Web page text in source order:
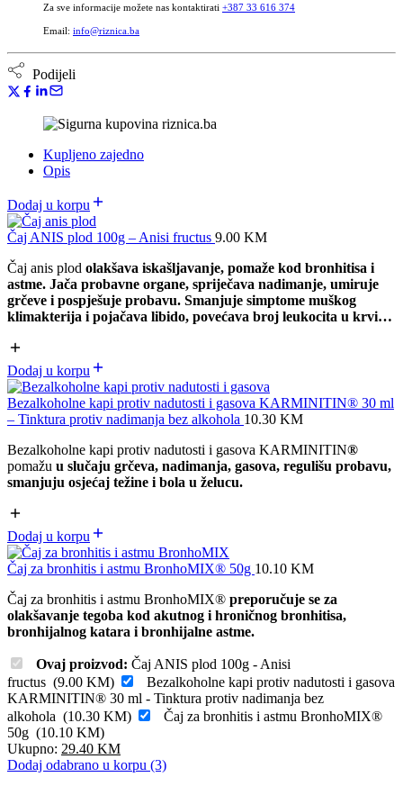
Za sve informacije možete nas kontaktirati +387 33 616 374
Email: info@riznica.ba
Podijeli
Kupljeno zajedno
Opis
Dodaj u korpu
Čaj ANIS plod 100g – Anisi fructus 9.00 KM
Čaj anis plod olakšava iskašljavanje, pomaže kod bronhitisa i
astme. Jača probavne organe, spriječava nadimanje, umiruje
grčeve i pospješuje probavu. Smanjuje simptome muškog
klimakterija i pojačava libido, povećava broj leukocita u krvi…
Dodaj u korpu
Bezalkoholne kapi protiv nadutosti i gasova KARMINITIN® 30 ml
– Tinktura protiv nadimanja bez alkohola 10.30 KM
Bezalkoholne kapi protiv nadutosti i gasova KARMINITIN®
pomažu u slučaju grčeva, nadimanja, gasova, regulišu probavu,
smanjuju osjećaj težine i bola u želucu.
Dodaj u korpu
Čaj za bronhitis i astmu BronhoMIX® 50g 10.10 KM
Čaj za bronhitis i astmu BronhoMIX® preporučuje se za
olakšavanje tegoba kod akutnog i hroničnog bronhitisa,
bronhijalnog katara i bronhijalne astme.
Ovaj proizvod: Čaj ANIS plod 100g - Anisi
fructus (9.00 KM)
Bezalkoholne kapi protiv nadutosti i gasova
KARMINITIN® 30 ml - Tinktura protiv nadimanja bez
alkohola (10.30 KM)
Čaj za bronhitis i astmu BronhoMIX®
50g (10.10 KM)
Ukupno: 29.40 KM
Dodaj odabrano u korpu (3)